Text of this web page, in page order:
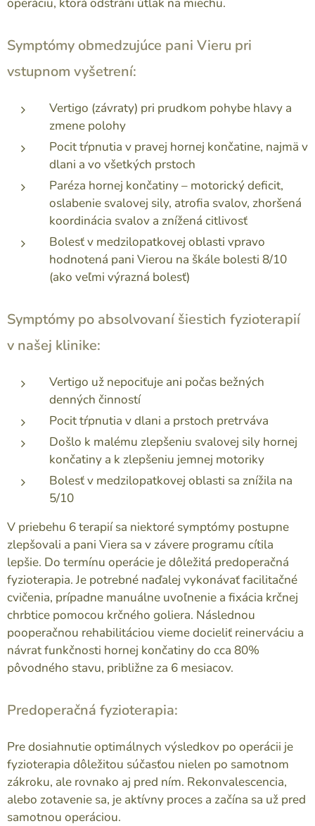
Symptómy obmedzujúce pani Vieru pri
vstupnom vyšetrení:
Vertigo (závraty) pri prudkom pohybe hlavy a
zmene polohy
Pocit tŕpnutia v pravej hornej končatine, najmä v
dlani a vo všetkých prstoch
Paréza hornej končatiny – motorický deficit,
oslabenie svalovej sily, atrofia svalov, zhoršená
koordinácia svalov a znížená citlivosť
Bolesť v medzilopatkovej oblasti vpravo
hodnotená pani Vierou na škále bolesti 8/10
(ako veľmi výrazná bolesť)
Symptómy po absolvovaní šiestich fyzioterapií
v našej klinike:
Vertigo už nepociťuje ani počas bežných
denných činností
Pocit tŕpnutia v dlani a prstoch pretrváva
Došlo k malému zlepšeniu svalovej sily hornej
končatiny a k zlepšeniu jemnej motoriky
Bolesť v medzilopatkovej oblasti sa znížila na
5/10
V priebehu 6 terapií sa niektoré symptómy postupne
zlepšovali a pani Viera sa v závere programu cítila
lepšie. Do termínu operácie je dôležitá predoperačná
fyzioterapia. Je potrebné naďalej vykonávať facilitačné
cvičenia, prípadne manuálne uvoľnenie a fixácia krčnej
chrbtice pomocou krčného goliera. Následnou
pooperačnou rehabilitáciou vieme docieliť reinerváciu a
návrat funkčnosti hornej končatiny do cca 80%
pôvodného stavu, približne za 6 mesiacov.
Predoperačná fyzioterapia:
Pre dosiahnutie optimálnych výsledkov po operácii je
fyzioterapia dôležitou súčasťou nielen po samotnom
zákroku, ale rovnako aj pred ním. Rekonvalescencia,
alebo zotavenie sa, je aktívny proces a začína sa už pred
samotnou operáciou.